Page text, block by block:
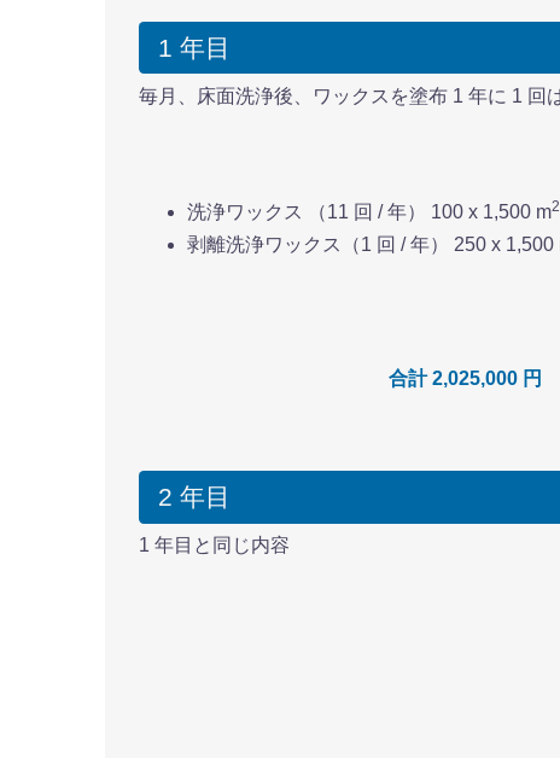
1 年目
毎月、床面洗浄後、ワックスを塗布 1 年に 1 回
洗浄ワックス （11 回 / 年） 100 x 1,500 m2
剥離洗浄ワックス（1 回 / 年） 250 x 1,500
合計 2,025,000 円
2 年目
1 年目と同じ内容